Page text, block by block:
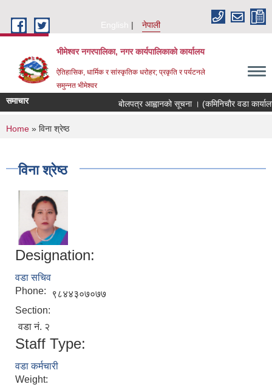
English
नेपाली
भीमेश्वर नगरपालिका, नगर कार्यपालिकाको कार्यालय
ऐतिहासिक, धार्मिक र सांस्कृतिक धरोहर; प्रकृति र पर्यटनले
समुन्नत भीमेश्वर
समाचार बोलपत्र आह्वानको सूचना । (कमिनिचौर वडा
You are here
Home » विना श्रेष्ठ
विना श्रेष्ठ
Designation:
वडा सचिव
Phone:
९८४४३०७०७७
Section:
वडा नं. २
Staff Type:
वडा कर्मचारी
Weight: